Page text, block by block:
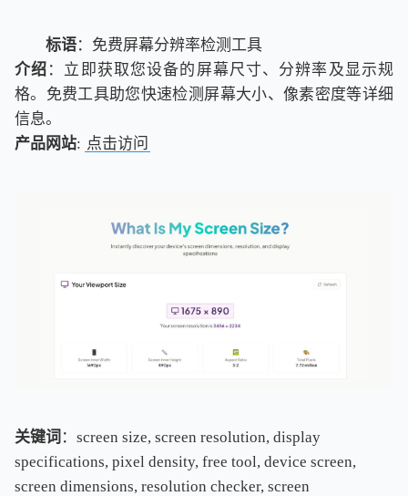
标语：免费屏幕分辨率检测工具
介绍 ：立即获取您设备的屏幕尺寸、分辨率及显示规
格。免费工具助您快速检测屏幕大小、像素密度等详细
信息。
产品网站: 点击访问
关键词 ：screen size, screen resolution, display
specifications, pixel density, free tool, device screen,
screen dimensions, resolution checker, screen